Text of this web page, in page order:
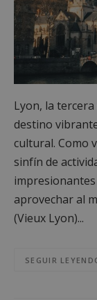
Lyon, la
destino
cultural. Como
sinfín de
aprovechar al
(Vieux Lyon)...
SEGUIR